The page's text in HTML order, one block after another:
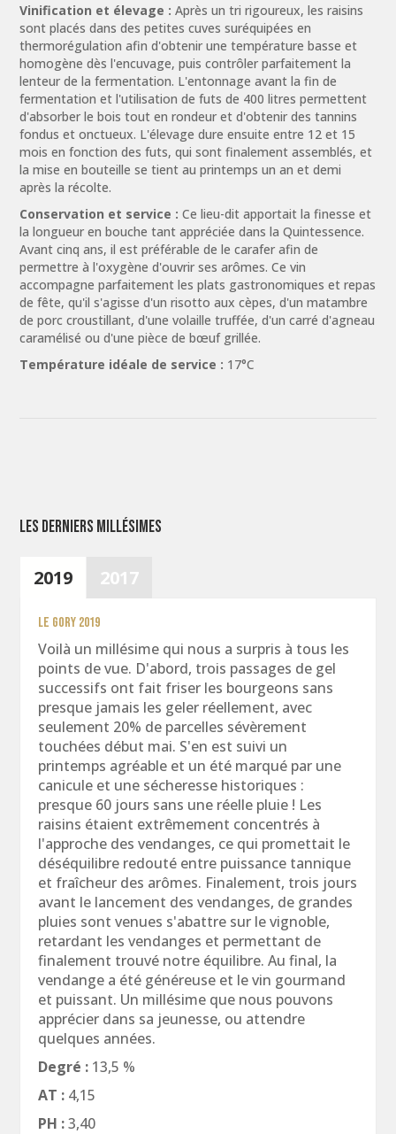
Vinification et élevage : Après un tri rigoureux, les raisins
sont placés dans des petites cuves suréquipées en
thermorégulation afin d'obtenir une température basse et
homogène dès l'encuvage, puis contrôler parfaitement la
lenteur de la fermentation. L'entonnage avant la fin de
fermentation et l'utilisation de futs de 400 litres permettent
d'absorber le bois tout en rondeur et d'obtenir des tannins
fondus et onctueux. L'élevage dure ensuite entre 12 et 15
mois en fonction des futs, qui sont finalement assemblés, et
la mise en bouteille se tient au printemps un an et demi
après la récolte.
Conservation et service : Ce lieu-dit apportait la finesse et
la longueur en bouche tant appréciée dans la Quintessence.
Avant cinq ans, il est préférable de le carafer afin de
permettre à l'oxygène d'ouvrir ses arômes. Ce vin
accompagne parfaitement les plats gastronomiques et repas
de fête, qu'il s'agisse d'un risotto aux cèpes, d'un matambre
de porc croustillant, d'une volaille truffée, d'un carré d'agneau
caramélisé ou d'une pièce de bœuf grillée.
Température idéale de service : 17°C
2017
2019
Les derniers millésimes
Le Gory 2019
Voilà un millésime qui nous a surpris à tous les
points de vue. D'abord, trois passages de gel
successifs ont fait friser les bourgeons sans
presque jamais les geler réellement, avec
seulement 20% de parcelles sévèrement
touchées début mai. S'en est suivi un
printemps agréable et un été marqué par une
canicule et une sécheresse historiques :
presque 60 jours sans une réelle pluie ! Les
raisins étaient extrêmement concentrés à
l'approche des vendanges, ce qui promettait le
déséquilibre redouté entre puissance tannique
et fraîcheur des arômes. Finalement, trois jours
avant le lancement des vendanges, de grandes
pluies sont venues s'abattre sur le vignoble,
retardant les vendanges et permettant de
finalement trouvé notre équilibre. Au final, la
vendange a été généreuse et le vin gourmand
et puissant. Un millésime que nous pouvons
apprécier dans sa jeunesse, ou attendre
quelques années.
Degré : 13,5 %
AT : 4,15
PH :3,40